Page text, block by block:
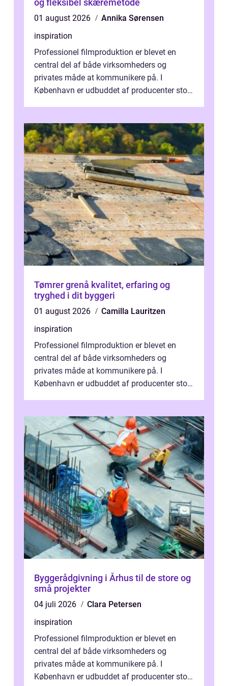
01 august 2026
Annika Sørensen
inspiration
Professionel filmproduktion er blevet en
central del af både virksomheders og
privates måde at kommunikere på. I
København er udbuddet af producenter stort,
Tømrer grenå kvalitet, erfaring og
tryghed i dit byggeri
01 august 2026
Camilla Lauritzen
inspiration
Professionel filmproduktion er blevet en
central del af både virksomheders og
privates måde at kommunikere på. I
København er udbuddet af producenter stort,
Byggerådgivning i Århus til de store og
små projekter
04 juli 2026
Clara Petersen
inspiration
Professionel filmproduktion er blevet en
central del af både virksomheders og
privates måde at kommunikere på. I
København er udbuddet af producenter stort,